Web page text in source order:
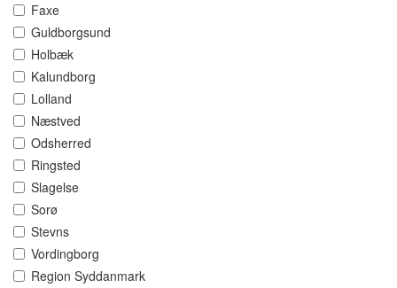
Faxe
Guldborgsund
Holbæk
Kalundborg
Lolland
Næstved
Odsherred
Ringsted
Slagelse
Sorø
Stevns
Vordingborg
Region Syddanmark